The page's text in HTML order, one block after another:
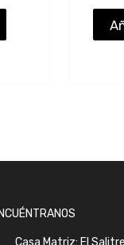
Casa Matriz: El